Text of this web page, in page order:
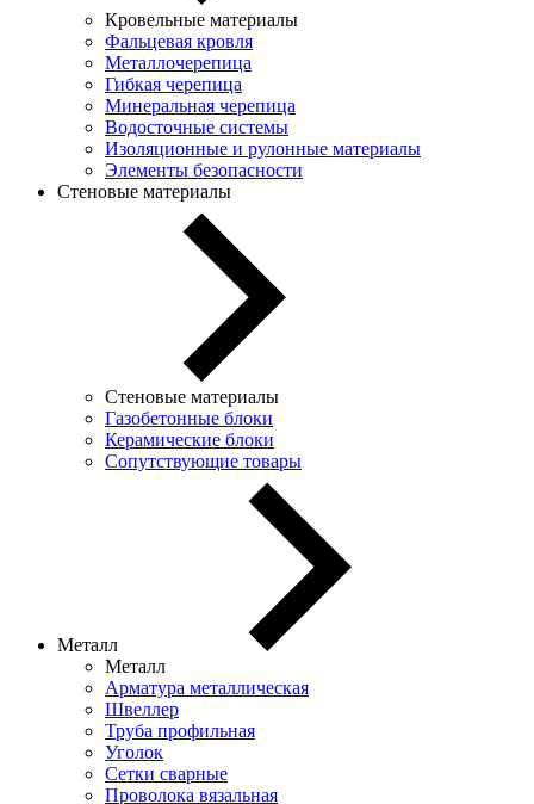
Кровельные материалы
Фальцевая кровля
Металлочерепица
Гибкая черепица
Минеральная черепица
Водосточные системы
Изоляционные и рулонные материалы
Элементы безопасности
Стеновые материалы
Стеновые материалы
Газобетонные блоки
Керамические блоки
Сопутствующие товары
Металл
Металл
Арматура металлическая
Швеллер
Труба профильная
Уголок
Сетки сварные
Проволока вязальная